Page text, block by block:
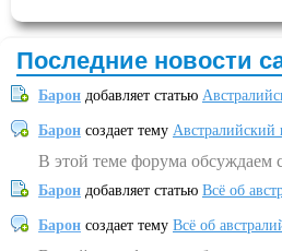
Последние новости
Барон добавляет статью
Барон создает тему Австралийский
В этой теме форума обсуждаем
Барон добавляет статью Всё об
Барон создает тему Всё об